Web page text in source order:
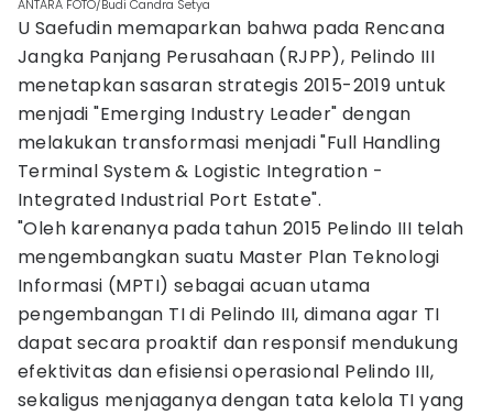
ANTARA FOTO/Budi Candra Setya
U Saefudin memaparkan bahwa pada Rencana
Jangka Panjang Perusahaan (RJPP), Pelindo III
menetapkan sasaran strategis 2015-2019 untuk
menjadi "Emerging Industry Leader" dengan
melakukan transformasi menjadi "Full Handling
Terminal System & Logistic Integration -
Integrated Industrial Port Estate".
"Oleh karenanya pada tahun 2015 Pelindo III telah
mengembangkan suatu Master Plan Teknologi
Informasi (MPTI) sebagai acuan utama
pengembangan TI di Pelindo III, dimana agar TI
dapat secara proaktif dan responsif mendukung
efektivitas dan efisiensi operasional Pelindo III,
sekaligus menjaganya dengan tata kelola TI yang